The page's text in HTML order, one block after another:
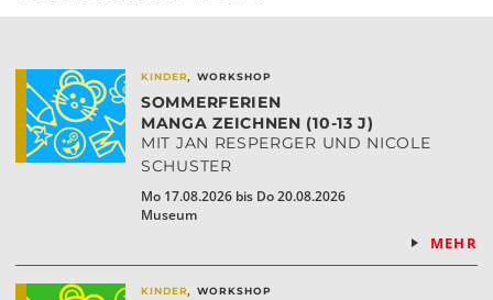
KINDER,WORKSHOP
SOMMERFERIEN
MANGA ZEICHNEN (10-13 J)
MIT JAN RESPERGER UND NICOLE
SCHUSTER
Mo 17.08.2026 bis Do 20.08.2026
Museum
MEHR
KINDER,WORKSHOP